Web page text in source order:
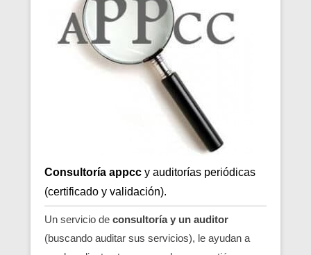
Consultoría appcc y auditorías periódicas
(certificado y validación).
Un servicio de consultoría y un auditor
(buscando auditar sus servicios), le ayudan a